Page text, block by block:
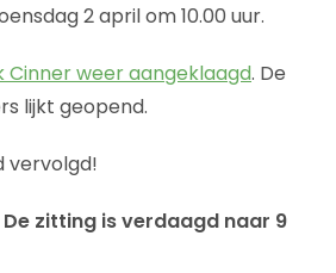
2 april om 10.00 uur.
Cinner weer aangeklaagd. De
lijkt geopend.
vervolgd!
zitting is verdaagd naar 9